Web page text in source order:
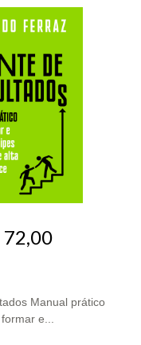
72,00
Manual prático
e...